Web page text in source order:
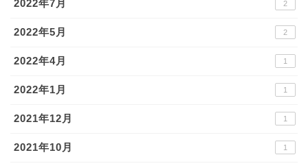
2022年7月 2
2022年5月 2
2022年4月 1
2022年1月 1
2021年12月 1
2021年10月 1